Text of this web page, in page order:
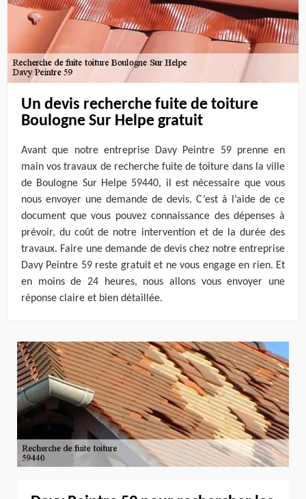
Un devis recherche fuite de toiture
Boulogne Sur Helpe gratuit
Avant que notre entreprise Davy Peintre 59 prenne en
main vos travaux de recherche fuite de toiture dans la ville
de Boulogne Sur Helpe 59440, il est nécessaire que vous
nous envoyer une demande de devis. C’est à l’aide de ce
document que vous pouvez connaissance des dépenses à
prévoir, du coût de notre intervention et de la durée des
travaux. Faire une demande de devis chez notre entreprise
Davy Peintre 59 reste gratuit et ne vous engage en rien. Et
en moins de 24 heures, nous allons vous envoyer une
réponse claire et bien détaillée.